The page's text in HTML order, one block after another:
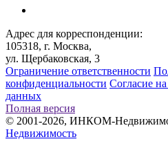
Адрес для корреспонденции:
105318, г. Москва,
ул. Щербаковская, 3
Ограничение ответственности
конфиденциальности Согласие
данных
Полная версия
© 2001-2026, ИНКОМ-
Недвижимость